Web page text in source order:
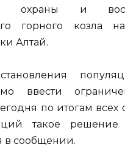
охраны и
горного козла
Алтай.
ввести
по итогам
такое
в сообщении.